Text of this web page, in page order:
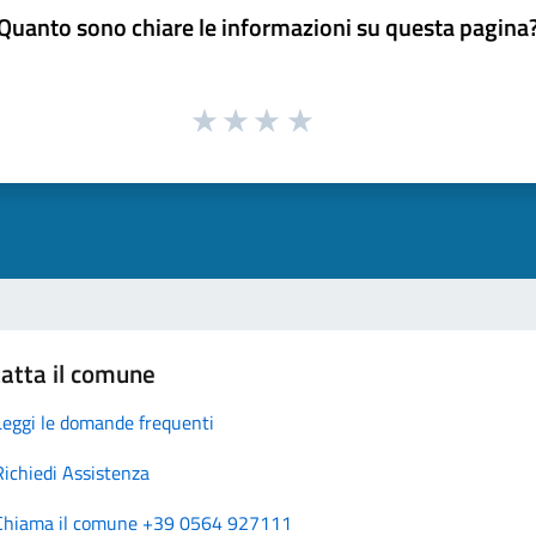
sono chiare le informazioni su questa
il comune
le domande frequenti
Assistenza
il comune +39 0564 927111